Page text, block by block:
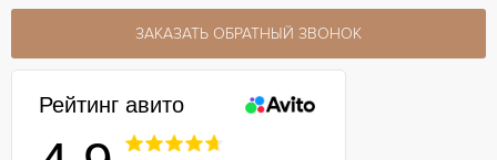
ЗАКАЗАТЬ ОБРАТНЫЙ ЗВОНОК
Рейтинг авито